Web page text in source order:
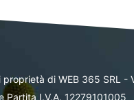
di WEB 365 SRL -
Partita I.V.A. 12279101005